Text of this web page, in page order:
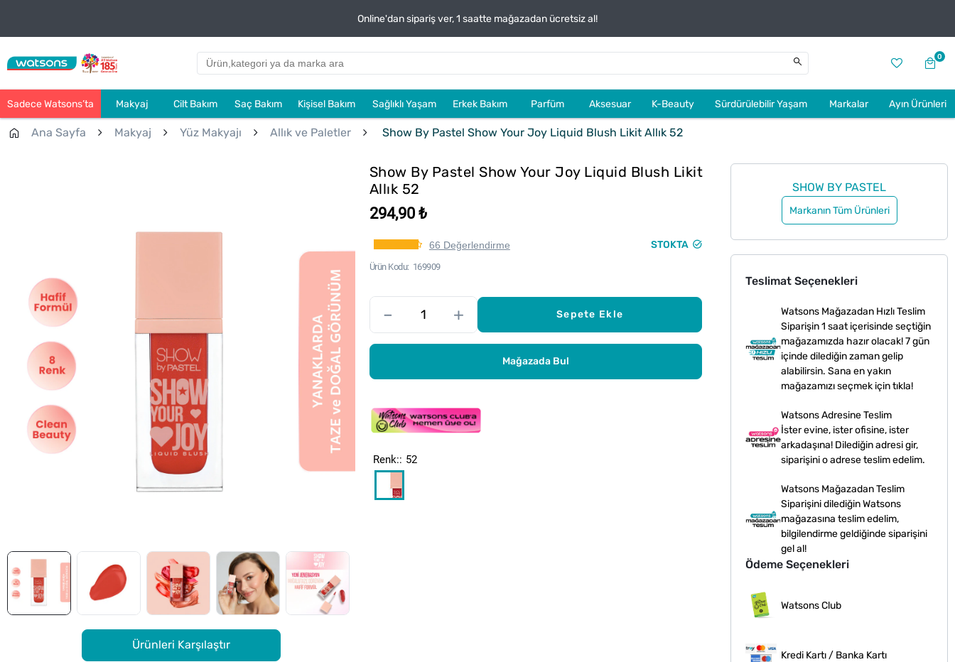
Online'dan sipariş ver, 1 saatte mağazadan ücretsiz al!
0
Sadece Watsons’ta Makyaj Cilt Bakım Saç Bakım Kişisel Bakım Sağlıklı Yaşam Erkek Bakım Parfüm Aksesuar K-Beauty Sürdürülebilir Yaşam Markalar Ayın Ürünleri
Ana Sayfa Makyaj Yüz Makyajı Allık ve Paletler Show By Pastel Show Your Joy Liquid Blush Likit Allık 52
Ürünleri Karşılaştır
Show By Pastel Show Your Joy Liquid Blush Likit
Allık 52
294,90 ₺
66 Değerlendirme STOKTA
Ürün Kodu 169909
Renk: 52
– + Sepete Ekle
Mağazada Bul
SHOW BY PASTEL
Markanın Tüm Ürünleri
Teslimat Seçenekleri
Watsons Mağazadan Hızlı Teslim
Siparişin 1 saat içerisinde seçtiğin
mağazamızda hazır olacak! 7 gün
içinde dilediğin zaman gelip
alabilirsin. Sana en yakın
mağazamızı seçmek için tıkla!
Watsons Adresine Teslim
İster evine, ister ofisine, ister
arkadaşına! Dilediğin adresi gir,
siparişini o adrese teslim edelim.
Watsons Mağazadan Teslim
Siparişini dilediğin Watsons
mağazasına teslim edelim,
bilgilendirme geldiğinde siparişini
gel al!
Ödeme Seçenekleri
Watsons Club
Kredi Kartı / Banka Kartı